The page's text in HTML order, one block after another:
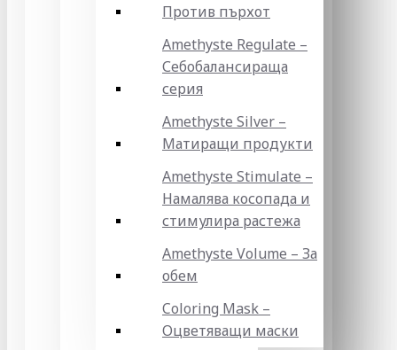
Против пърхот
Amethyste Regulate –
Себобалансираща
серия
Amethyste Silver –
Матиращи продукти
Amethyste Stimulate –
Намалява косопада и
стимулира растежа
Amethyste Volume – За
обем
Coloring Mask –
Оцветяващи маски